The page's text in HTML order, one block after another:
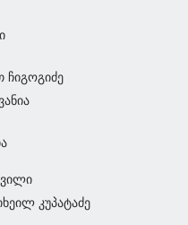
ჩიგოგიძე
კუპატაძე